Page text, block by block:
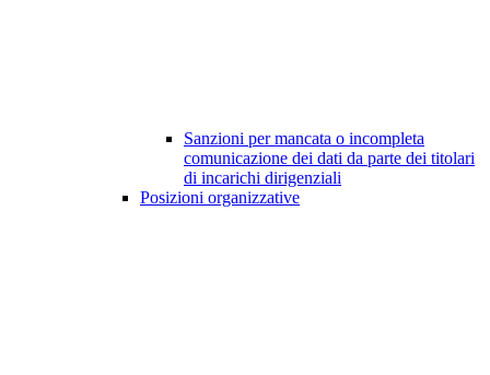
Sanzioni per mancata o incompleta
comunicazione dei dati da parte dei titolari
di incarichi dirigenziali
Posizioni organizzative